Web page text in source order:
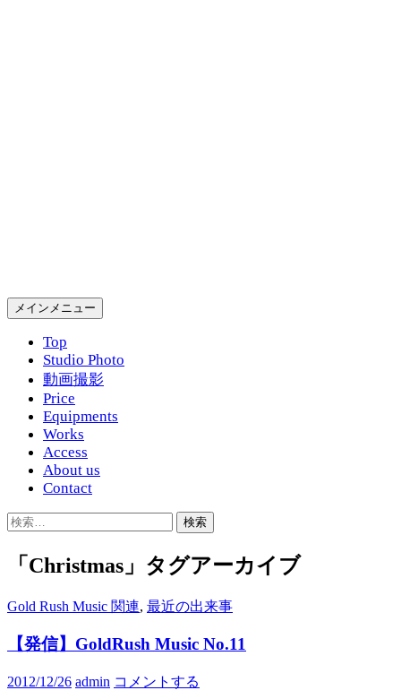
検
索
メインメニュー
Top
Studio Photo
動画撮影
Price
Equipments
Works
Access
About us
Contact
検
「Christmas」タグアーカイブ
Gold Rush Music 関連, 最近の出来事
【発信】GoldRush Music No.11
2012/12/26 admin コメントする